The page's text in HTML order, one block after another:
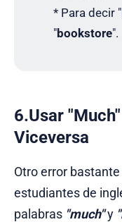
* Para decir "
"bookstore".
6.Usar
Viceversa
Otro error
estudiantes de
palabras "much"y